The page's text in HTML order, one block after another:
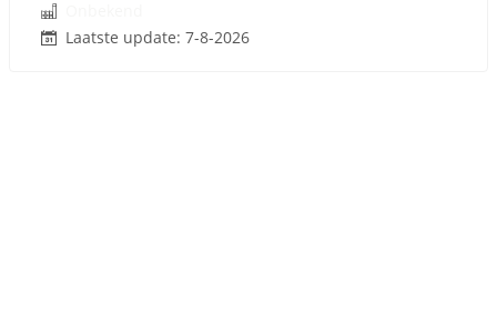
Laatste update: 7-8-2026